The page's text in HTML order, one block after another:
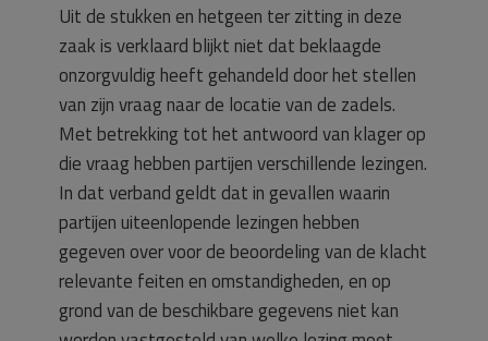
Uit de stukken en hetgeen ter zitting in deze
zaak is verklaard blijkt niet dat beklaagde
onzorgvuldig heeft gehandeld door het stellen
van zijn vraag naar de locatie van de zadels.
Met betrekking tot het antwoord van klager op
die vraag hebben partijen verschillende lezingen.
In dat verband geldt dat in gevallen waarin
partijen uiteenlopende lezingen hebben
gegeven over voor de beoordeling van de klacht
relevante feiten en omstandigheden, en op
grond van de beschikbare gegevens niet kan